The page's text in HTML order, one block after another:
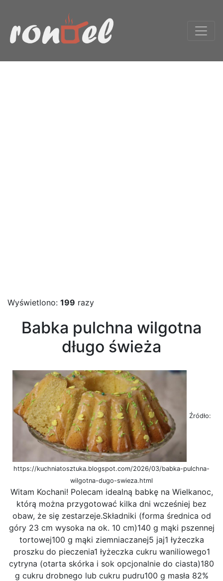
Wyświetlono: 199 razy
Babka pulchna wilgotna
długo świeża
Źródło:
https://kuchniatosztuka.blogspot.com/2026/03/babka-pulchna-
wilgotna-dugo-swieza.html
Witam Kochani! Polecam idealną babkę na Wielkanoc,
którą można przygotować kilka dni wcześniej bez
obaw, że się zestarzeje.Składniki (forma średnica od
góry 23 cm wysoka na ok. 10 cm)140 g mąki pszennej
tortowej100 g mąki ziemniaczanej5 jaj1 łyżeczka
proszku do pieczenia1 łyżeczka cukru waniliowego1
cytryna (otarta skórka i sok opcjonalnie do ciasta)180
g cukru drobnego lub cukru pudru100 g masła 82%